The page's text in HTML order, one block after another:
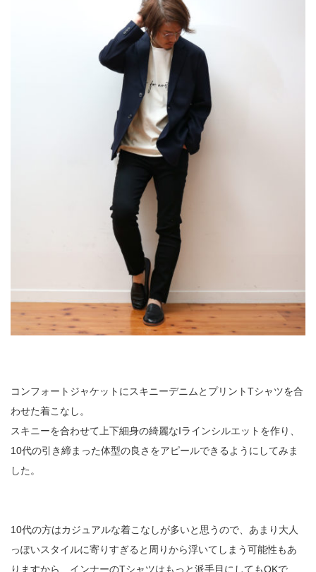
コンフォートジャケットにスキニーデニムとプリントTシャツを合
わせた着こなし。
スキニーを合わせて上下細身の綺麗なIラインシルエットを作り、
10代の引き締まった体型の良さをアピールできるようにしてみま
した。
10代の方はカジュアルな着こなしが多いと思うので、あまり大人
っぽいスタイルに寄りすぎると周りから浮いてしまう可能性もあ
りますから、インナーのTシャツはもっと派手目にしてもOKで